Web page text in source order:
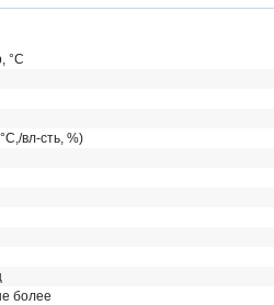
°C
вл-сть, %)
более